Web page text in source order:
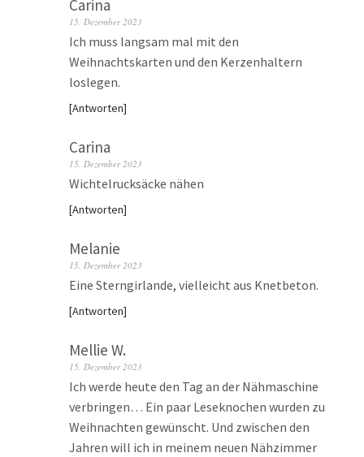
Carina
15. Dezember 2023
Ich muss langsam mal mit den
Weihnachtskarten und den Kerzenhaltern
loslegen.
Antworten
Carina
15. Dezember 2023
Wichtelrucksäcke nähen
Antworten
Melanie
15. Dezember 2023
Eine Sterngirlande, vielleicht aus Knetbeton.
Antworten
Mellie W.
15. Dezember 2023
Ich werde heute den Tag an der Nähmaschine
verbringen… Ein paar Leseknochen wurden zu
Weihnachten gewünscht. Und zwischen den
Jahren will ich in meinem neuen Nähzimmer